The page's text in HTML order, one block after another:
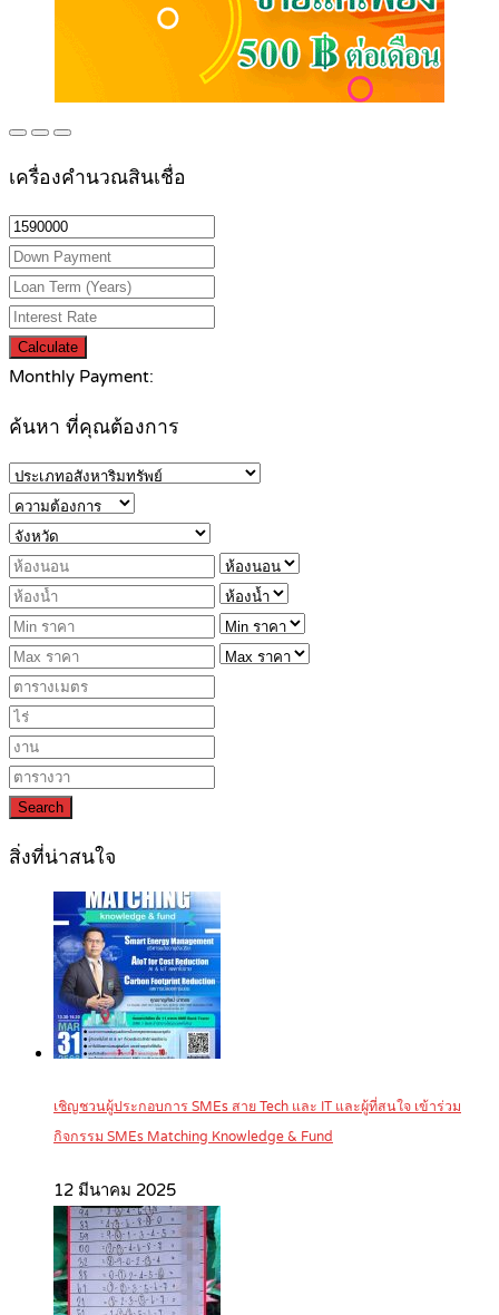
เครื่องคำนวณสินเชื่อ
Calculate
Monthly Payment:
ค้นหา ที่คุณต้องการ
Search
สิ่งที่น่าสนใจ
เชิญชวนผู้ประกอบการ SMEs สาย Tech และ IT และผู้ที่สนใจ เข้าร่วม
กิจกรรม SMEs Matching Knowledge & Fund
12 มีนาคม 2025